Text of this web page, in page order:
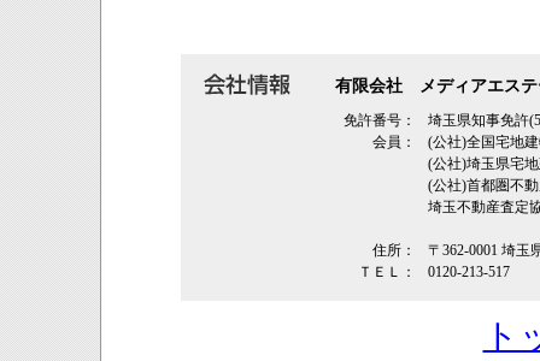
有限会社 メディアエステ
免許番号：
埼玉県知事免許
会員：
(公社)全国宅地
(公社)埼玉県宅
(公社)首都圏不
埼玉不動産査定
住所：
〒362‐0001 埼玉
ＴＥＬ：
0120-213-517
ト